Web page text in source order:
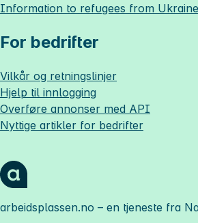
Information to refugees from Ukraine
For bedrifter
Vilkår og retningslinjer
Hjelp til innlogging
Overføre annonser med API
Nyttige artikler for bedrifter
arbeidsplassen.no – en tjeneste fra